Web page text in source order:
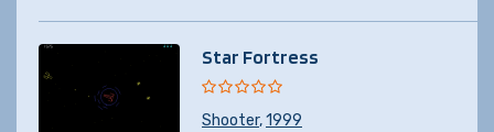
Star Fortress
Shooter,1999